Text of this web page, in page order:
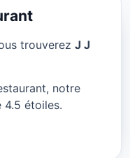
trouverez J J
notre
4.5 étoiles.